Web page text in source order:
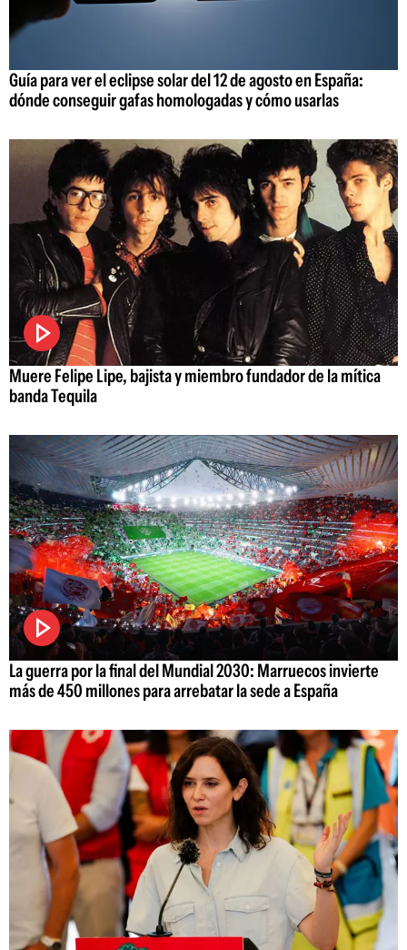
Guía para ver el eclipse solar del 12 de agosto en España:
dónde conseguir gafas homologadas y cómo usarlas
Muere Felipe Lipe, bajista y miembro fundador de la mítica
banda Tequila
La guerra por la final del Mundial 2030: Marruecos invierte
más de 450 millones para arrebatar la sede a España